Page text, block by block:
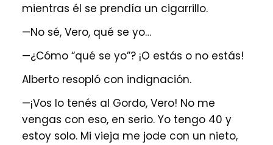
mientras él se prendía un cigarrillo.
—No sé, Vero, qué se yo…
—¿Cómo “qué se yo”? ¡O estás o no estás!
Alberto resopló con indignación.
—¡Vos lo tenés al Gordo, Vero! No me
vengas con eso, en serio. Yo tengo 40 y
estoy solo. Mi vieja me jode con un nieto,